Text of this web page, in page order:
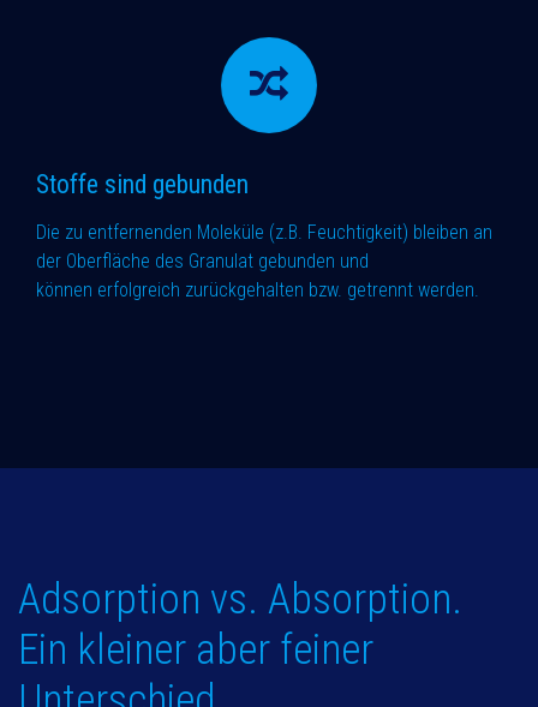
Stoffe sind gebunden
Die zu entfernenden Moleküle (z.B. Feuchtigkeit) bleiben an
der Oberfläche des Granulat gebunden und
können erfolgreich zurückgehalten bzw. getrennt werden.
Adsorption vs. Absorption.
Ein kleiner aber feiner